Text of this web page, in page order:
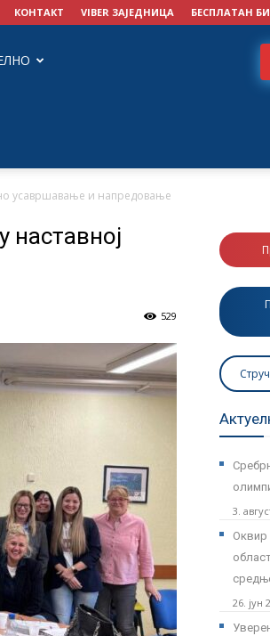
КОНТАКТ VIBER ЗАЈЕДНИЦА БЕСПЛАТАН
усавршавање и напредовање
наставној
529
3.
Оквир
26. јун